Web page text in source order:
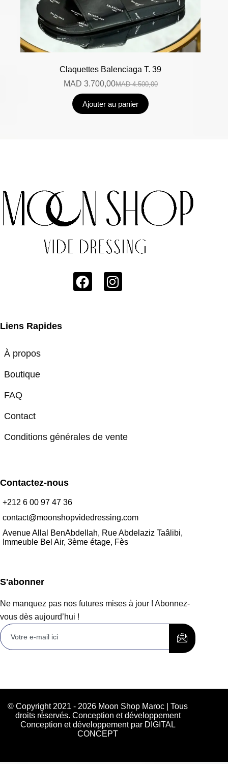
Claquettes Balenciaga T. 39
MAD4.500,00
MAD 3.700,00
Ajouter au panier
Liens Rapides
À propos
Boutique
FAQ
Contact
Conditions générales de vente
Contactez-nous
+212 6 00 97 47 36
contact@moonshopvidedressing.com
Avenue Allal BenAbdellah, Rue Abdelaziz Taâlibi,
Immeuble Bel Air, 3ème étage, Fès
S'abonner
Ne manquez pas nos futures mises à jour ! Abonnez-
vous dès aujourd’hui !
© Copyright 2021 - 2026 Moon Shop Maroc | Tous
droits réservés. Conception et développement
Conception et développement par DIGITAL
CONCEPT